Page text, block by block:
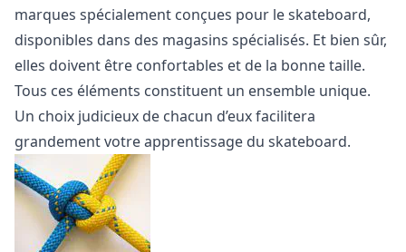
marques spécialement conçues pour le skateboard,
disponibles dans des magasins spécialisés. Et bien sûr,
elles doivent être confortables et de la bonne taille.
Tous ces éléments constituent un ensemble unique.
Un choix judicieux de chacun d’eux facilitera
grandement votre apprentissage du skateboard.